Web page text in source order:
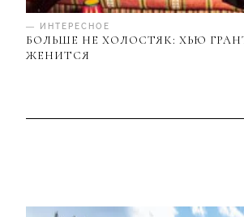
— ИНТЕРЕСНОЕ
БОЛЬШЕ НЕ ХОЛОСТЯК: ХЬЮ
ЖЕНИТСЯ